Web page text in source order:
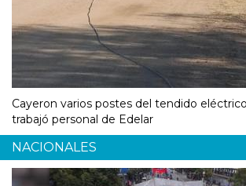
Cayeron varios postes del tendido
trabajó personal de Edelar
NACIONALES